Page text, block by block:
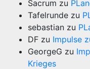
Sacrum zu
Tafelrunde zu
sebastian zu
DF zu Impulse
GeorgeG zu
Krieges